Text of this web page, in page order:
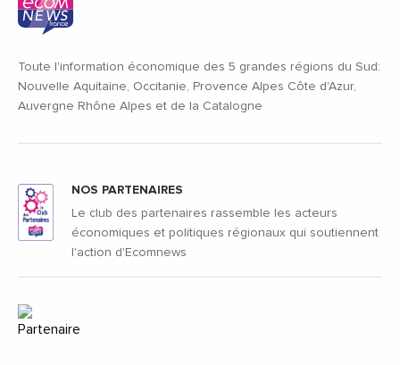
Toute l'information économique des 5 grandes régions du Sud:
Nouvelle Aquitaine, Occitanie, Provence Alpes Côte d'Azur,
Auvergne Rhône Alpes et de la Catalogne
NOS PARTENAIRES
Le club des partenaires rassemble les acteurs
économiques et politiques régionaux qui soutiennent
l'action d'Ecomnews